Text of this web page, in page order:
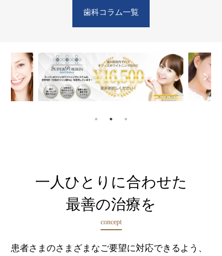
歯科コラム一覧
一人ひとり に合わせた
最善の治療を
concept
患者さまのさまざまなご要望に対応できるよう、